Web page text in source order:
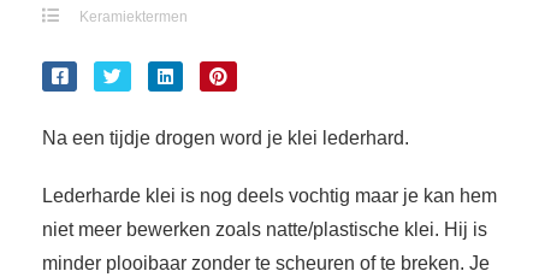
Keramiektermen
Na een tijdje drogen word je klei lederhard.
Lederharde klei is nog deels vochtig maar je kan hem
niet meer bewerken zoals natte/plastische klei. Hij is
minder plooibaar zonder te scheuren of te breken. Je